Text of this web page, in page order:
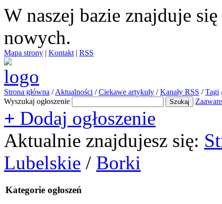
W naszej bazie znajduje się
nowych.
Mapa strony | Kontakt | RSS
Strona główna / Aktualności / Ciekawe artykuły / Kanały RSS / Tagi
Wyszukaj ogłoszenie
+ Dodaj ogłoszenie
Aktualnie znajdujesz się:
Lubelskie / Borki
Kategorie ogłoszeń